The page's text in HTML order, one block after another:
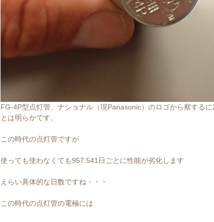
FG-4P型点灯管、ナショナル（現Panasonic）のロゴから察する
とは明らかです。
この時代の点灯管ですが
使っても使わなくても957.541日ごとに性能が劣化します
えらい具体的な日数ですね・・・
この時代の点灯管の電極には